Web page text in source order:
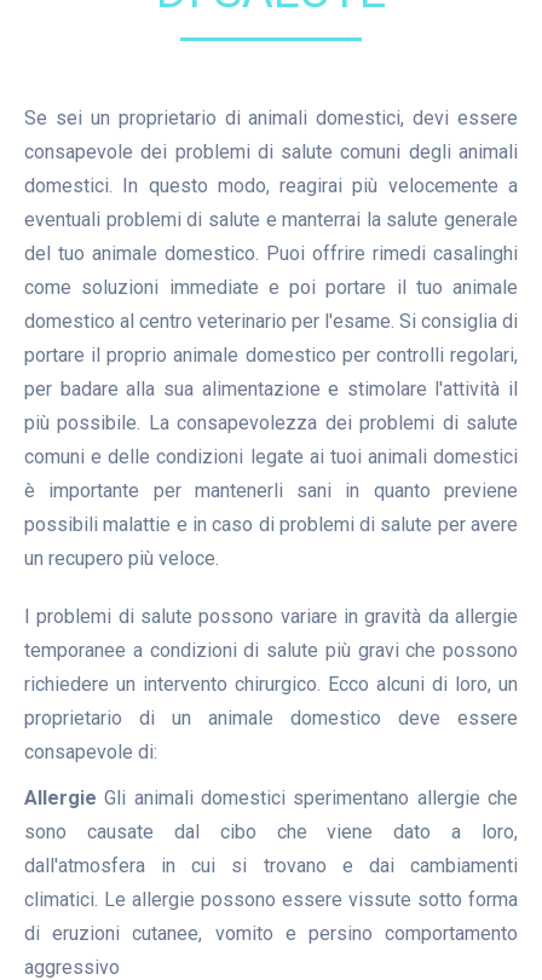
Se sei un proprietario di animali domestici, devi essere
consapevole dei problemi di salute comuni degli animali
domestici. In questo modo, reagirai più velocemente a
eventuali problemi di salute e manterrai la salute generale
del tuo animale domestico. Puoi offrire rimedi casalinghi
come soluzioni immediate e poi portare il tuo animale
domestico al centro veterinario per l'esame. Si consiglia di
portare il proprio animale domestico per controlli regolari,
per badare alla sua alimentazione e stimolare l'attività il
più possibile. La consapevolezza dei problemi di salute
comuni e delle condizioni legate ai tuoi animali domestici
è importante per mantenerli sani in quanto previene
possibili malattie e in caso di problemi di salute per avere
un recupero più veloce.
I problemi di salute possono variare in gravità da allergie
temporanee a condizioni di salute più gravi che possono
richiedere un intervento chirurgico. Ecco alcuni di loro, un
proprietario di un animale domestico deve essere
consapevole di:
AllergieGli animali domestici sperimentano allergie che
sono causate dal cibo che viene dato a loro,
dall'atmosfera in cui si trovano e dai cambiamenti
climatici. Le allergie possono essere vissute sotto forma
di eruzioni cutanee, vomito e persino comportamento
aggressivo